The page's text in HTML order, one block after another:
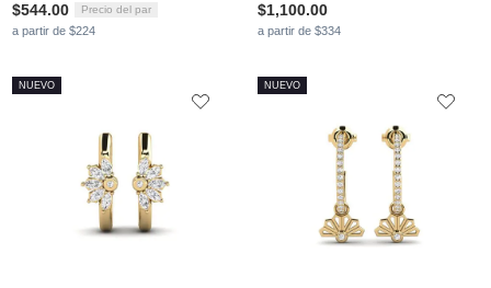
$544.00 Precio del par
a partir de $224
$1,100.00
a partir de $334
NUEVO NUEVO